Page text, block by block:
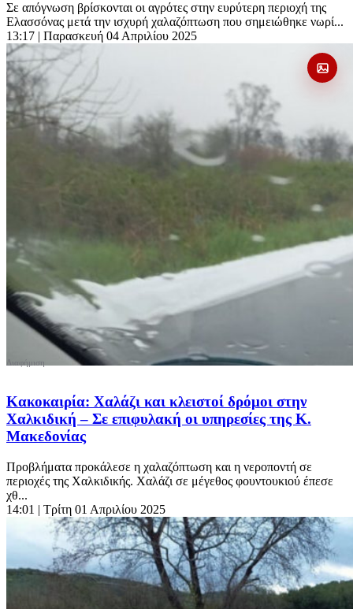
Σε απόγνωση βρίσκονται οι αγρότες στην ευρύτερη περιοχή της
Ελασσόνας μετά την ισχυρή χαλαζόπτωση που σημειώθηκε νωρί...
13:17 | Παρασκευή 04 Απριλίου 2025
Κακοκαιρία: Χαλάζι και κλειστοί δρόμοι στην
Χαλκιδική – Σε επιφυλακή οι υπηρεσίες της Κ.
Μακεδονίας
Προβλήματα προκάλεσε η χαλαζόπτωση και η νεροποντή σε
περιοχές της Χαλκιδικής. Χαλάζι σε μέγεθος φουντουκιού έπεσε
χθ...
14:01 | Τρίτη 01 Απριλίου 2025